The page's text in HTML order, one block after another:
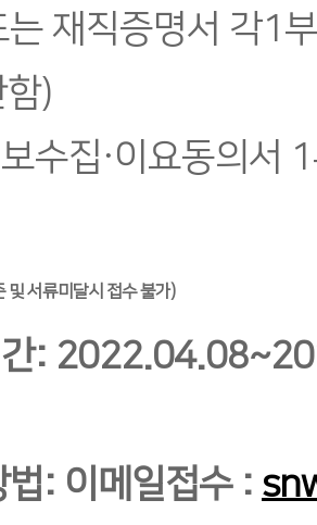
는 재직증명서 각1
)
수집·이요동의서
및 서류미달시 접수 불가)
간:
: 이메일접수 :